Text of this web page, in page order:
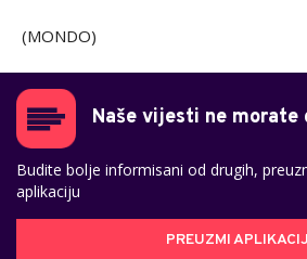
(MONDO)
Naše vijesti ne morate
Budite bolje informisani od drugih,
aplikaciju
PREUZMI